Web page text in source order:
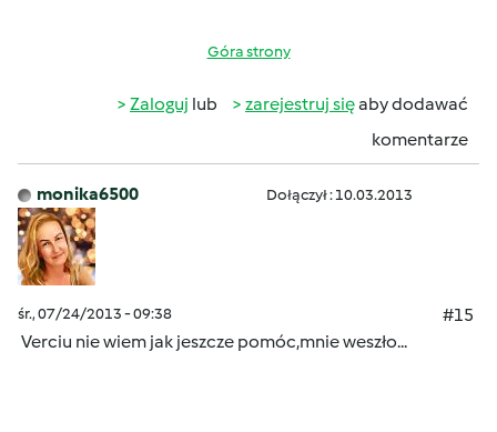
Góra strony
Zaloguj lub zarejestruj sięaby dodawać
komentarze
monika6500 Dołączył : 10.03.2013
śr., 07/24/2013 - 09:38
#15
Verciu nie wiem jak jeszcze pomóc,mnie weszło...